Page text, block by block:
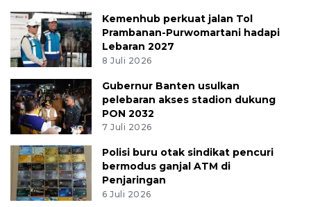
Kemenhub perkuat jalan Tol
Prambanan-Purwomartani hadapi
Lebaran 2027
8 Juli 2026
Gubernur Banten usulkan
pelebaran akses stadion dukung
PON 2032
7 Juli 2026
Polisi buru otak sindikat pencuri
bermodus ganjal ATM di
Penjaringan
6 Juli 2026